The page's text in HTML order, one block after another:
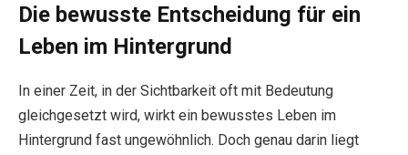
Die bewusste Entscheidung für ein
Leben im Hintergrund
In einer Zeit, in der Sichtbarkeit oft mit Bedeutung
gleichgesetzt wird, wirkt ein bewusstes Leben im
Hintergrund fast ungewöhnlich. Doch genau darin liegt